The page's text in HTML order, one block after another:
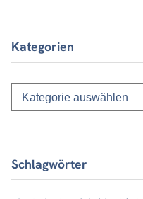
Kategorien
Kategorien
Schlagwörter